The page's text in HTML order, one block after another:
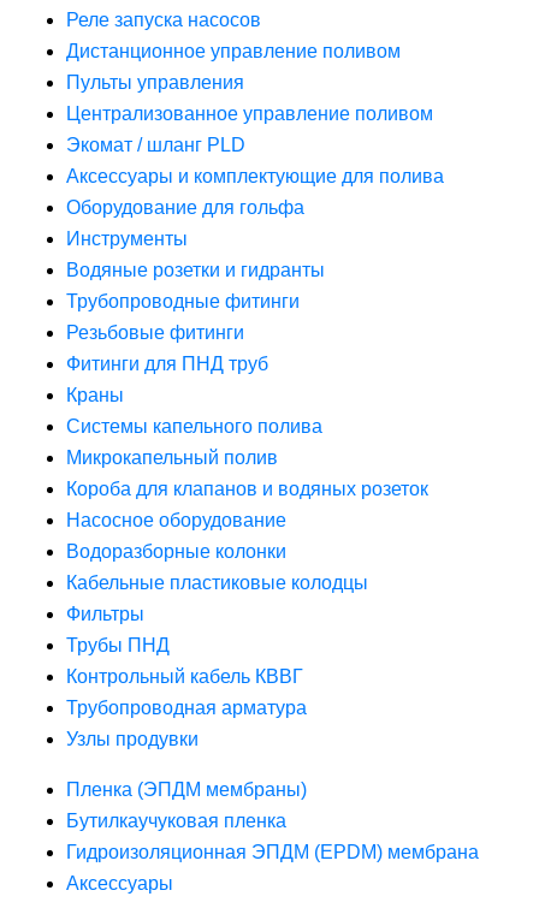
Реле запуска насосов
Дистанционное управление поливом
Пульты управления
Централизованное управление поливом
Экомат / шланг PLD
Аксессуары и комплектующие для полива
Оборудование для гольфа
Инструменты
Водяные розетки и гидранты
Трубопроводные фитинги
Резьбовые фитинги
Фитинги для ПНД труб
Краны
Системы капельного полива
Микрокапельный полив
Короба для клапанов и водяных розеток
Насосное оборудование
Водоразборные колонки
Кабельные пластиковые колодцы
Фильтры
Трубы ПНД
Контрольный кабель КВВГ
Трубопроводная арматура
Узлы продувки
Пленка (ЭПДМ мембраны)
Бутилкаучуковая пленка
Гидроизоляционная ЭПДМ (EPDM) мембрана
Аксессуары